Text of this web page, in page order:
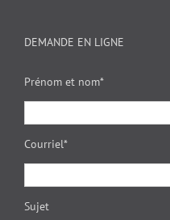
DEMANDE EN LIGNE
Prénom et nom*
Courriel*
Sujet